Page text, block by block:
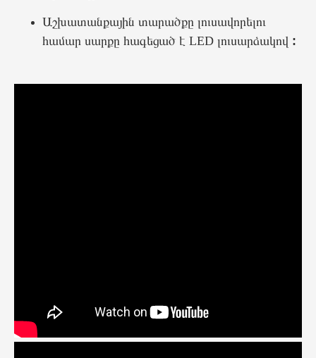
Աշխատանքային տարածքը լուսավորելու
համար սարքը հագեցած է LED լուսարձակով :